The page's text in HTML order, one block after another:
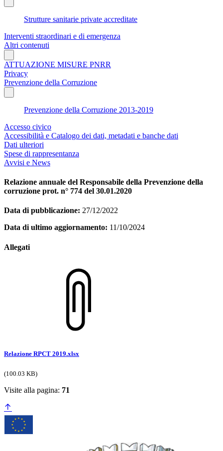
Strutture sanitarie private accreditate
Interventi straordinari e di emergenza
Altri contenuti
ATTUAZIONE MISURE PNRR
Privacy
Prevenzione della Corruzione
Prevenzione della Corruzione 2013-2019
Accesso civico
Accessibilità e Catalogo dei dati, metadati e banche dati
Dati ulteriori
Spese di rappresentanza
Avvisi e News
Relazione annuale del Responsabile della Prevenzione della
corruzione prot. n° 774 del 30.01.2020
Data di pubblicazione: 27/12/2022
Data di ultimo aggiornamento: 11/10/2024
Allegati
Relazione RPCT 2019.xlsx
(100.03 KB)
Visite alla pagina: 71